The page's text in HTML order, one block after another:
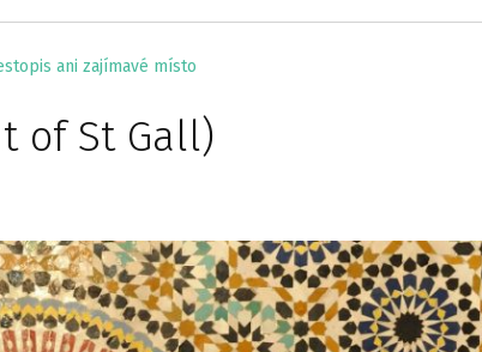
ani zajímavé místo
of St Gall)